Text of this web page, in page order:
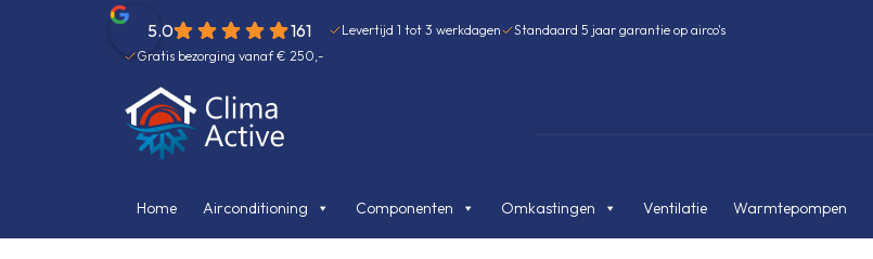
5.0 161 Levertijd 1 tot 3 werkdagen
Standaard 5 jaar garantie op airco's
Gratis bezorging vanaf € 250,-
Home Airconditioning Componenten Omkastingen Ventilatie Warmtepompen